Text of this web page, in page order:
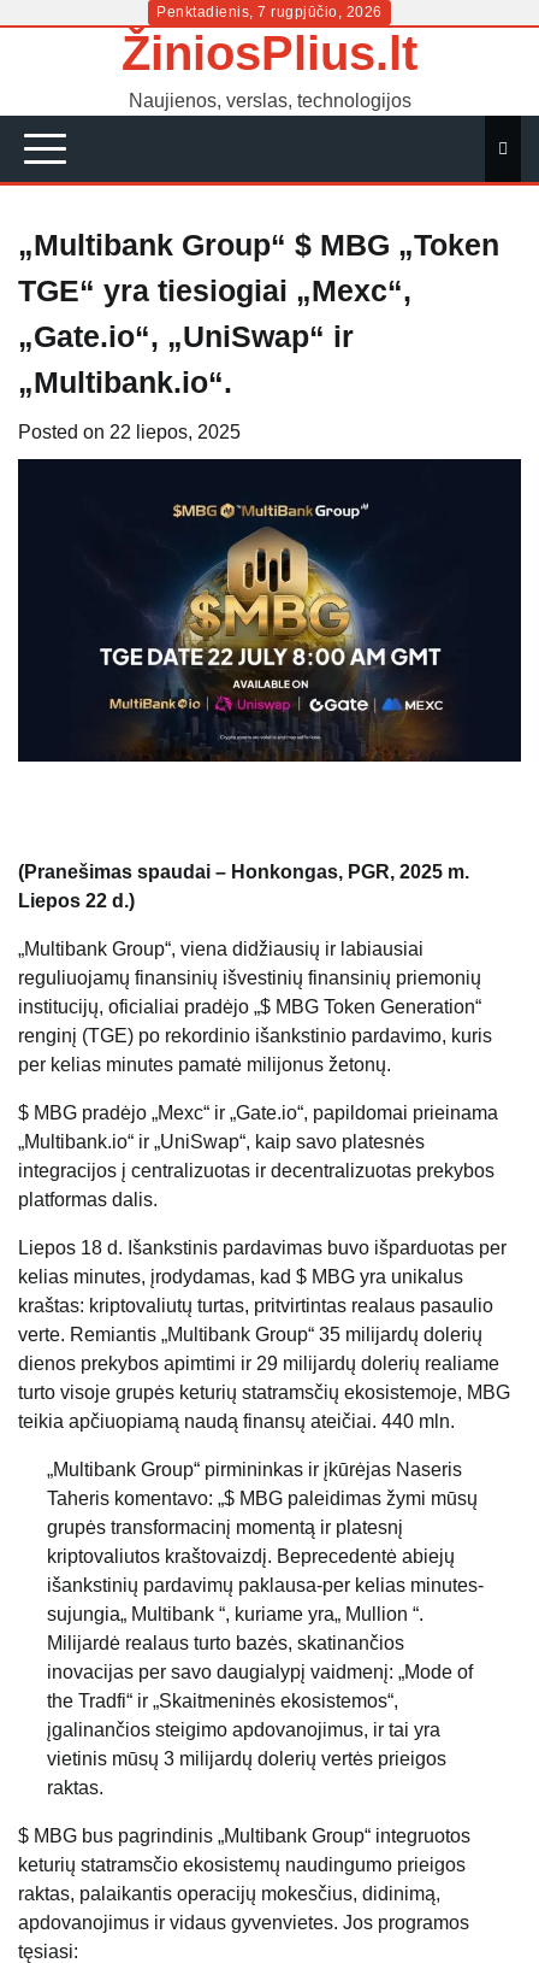
Penktadienis, 7 rugpjūčio, 2026
ŽiniosPlius.lt
Naujienos, verslas, technologijos
„Multibank Group“ $ MBG „Token
TGE“ yra tiesiogiai „Mexc“,
„Gate.io“, „UniSwap“ ir
„Multibank.io“.
Posted on 22 liepos, 2025
(Pranešimas spaudai – Honkongas, PGR, 2025 m.
Liepos 22 d.)
„Multibank Group“, viena didžiausių ir labiausiai
reguliuojamų finansinių išvestinių finansinių priemonių
institucijų, oficialiai pradėjo „$ MBG Token Generation“
renginį (TGE) po rekordinio išankstinio pardavimo, kuris
per kelias minutes pamatė milijonus žetonų.
$ MBG pradėjo „Mexc“ ir „Gate.io“, papildomai prieinama
„Multibank.io“ ir „UniSwap“, kaip savo platesnės
integracijos į centralizuotas ir decentralizuotas prekybos
platformas dalis.
Liepos 18 d. Išankstinis pardavimas buvo išparduotas per
kelias minutes, įrodydamas, kad $ MBG yra unikalus
kraštas: kriptovaliutų turtas, pritvirtintas realaus pasaulio
verte. Remiantis „Multibank Group“ 35 milijardų dolerių
dienos prekybos apimtimi ir 29 milijardų dolerių realiame
turto visoje grupės keturių statramsčių ekosistemoje, MBG
teikia apčiuopiamą naudą finansų ateičiai. 440 mln.
„Multibank Group“ pirmininkas ir įkūrėjas Naseris
Taheris komentavo: „$ MBG paleidimas žymi mūsų
grupės transformacinį momentą ir platesnį
kriptovaliutos kraštovaizdį. Beprecedentė abiejų
išankstinių pardavimų paklausa-per kelias minutes-
sujungia„ Multibank “, kuriame yra„ Mullion “.
Milijardė realaus turto bazės, skatinančios
inovacijas per savo daugialypį vaidmenį: „Mode of
the Tradfi“ ir „Skaitmeninės ekosistemos“,
įgalinančios steigimo apdovanojimus, ir tai yra
vietinis mūsų 3 milijardų dolerių vertės prieigos
raktas.
$ MBG bus pagrindinis „Multibank Group“ integruotos
keturių statramsčio ekosistemų naudingumo prieigos
raktas, palaikantis operacijų mokesčius, didinimą,
apdovanojimus ir vidaus gyvenvietes. Jos programos
tęsiasi: